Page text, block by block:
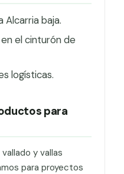
Alcarria baja.
el cinturón de
logísticas.
para
y vallas
para proyectos